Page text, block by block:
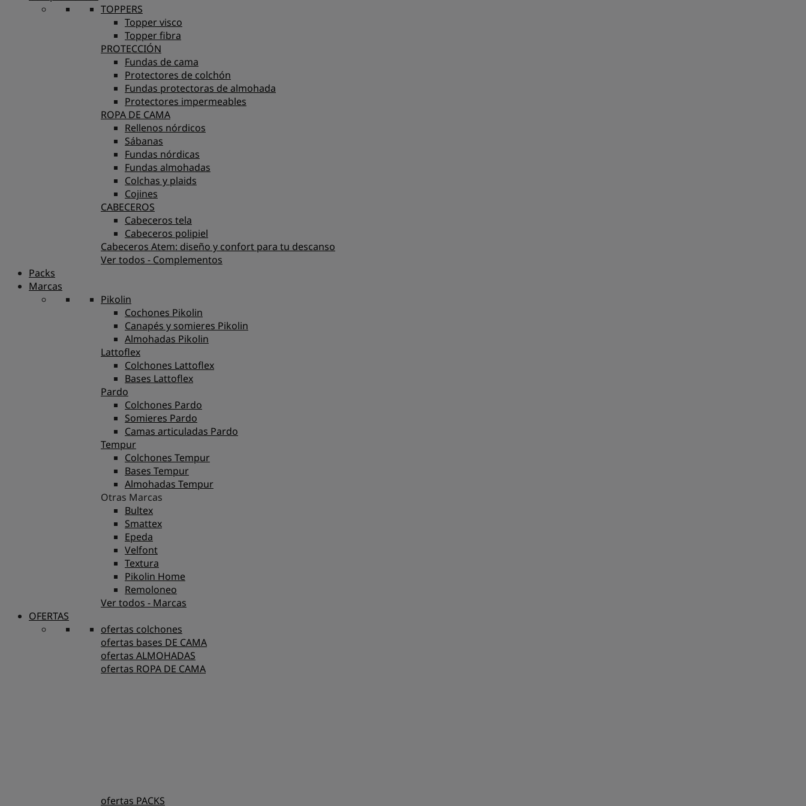
TOPPERS
Topper visco
Topper fibra
PROTECCIÓN
Fundas de cama
Protectores de colchón
Fundas protectoras de almohada
Protectores impermeables
ROPA DE CAMA
Rellenos nórdicos
Sábanas
Fundas nórdicas
Fundas almohadas
Colchas y plaids
Cojines
CABECEROS
Cabeceros tela
Cabeceros polipiel
Cabeceros Atem: diseño y confort para tu descanso
Ver todos - Complementos
Packs
Marcas
Pikolin
Cochones Pikolin
Canapés y somieres Pikolin
Almohadas Pikolin
Lattoflex
Colchones Lattoflex
Bases Lattoflex
Pardo
Colchones Pardo
Somieres Pardo
Camas articuladas Pardo
Tempur
Colchones Tempur
Bases Tempur
Almohadas Tempur
Otras Marcas
Bultex
Smattex
Epeda
Velfont
Textura
Pikolin Home
Remoloneo
Ver todos - Marcas
OFERTAS
ofertas colchones
ofertas bases DE CAMA
ofertas ALMOHADAS
ofertas ROPA DE CAMA
ofertas PACKS